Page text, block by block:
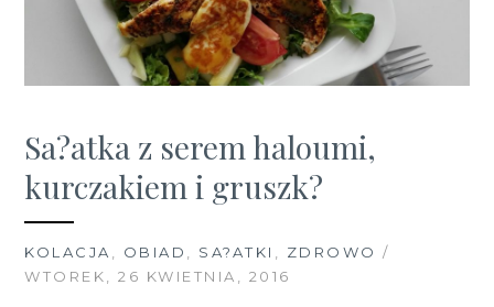
Sa?atka z serem haloumi,
kurczakiem i gruszk?
KOLACJA , OBIAD , SA?ATKI , ZDROWO /
WTOREK, 26 KWIETNIA, 2016